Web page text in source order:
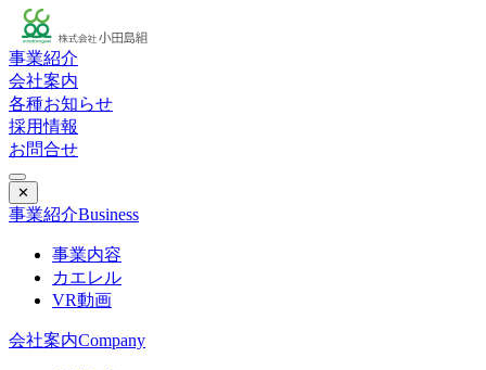
事業紹介
会社案内
各種お知らせ
採用情報
お問合せ
✕
事業紹介Business
事業内容
カエレル
VR動画
会社案内Company